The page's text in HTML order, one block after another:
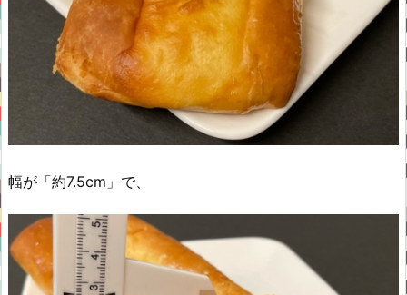
幅が「約7.5cm」で、